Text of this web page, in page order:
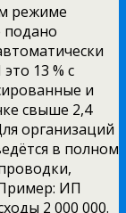
режиме
подано
13 % с
и
свыше 2,4
организаций
в полном
ИП
2 000 000.